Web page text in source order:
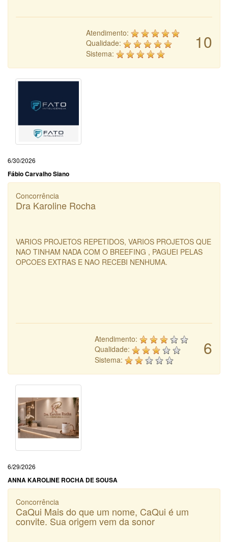
10
Atendimento:
Qualidade:
Sistema:
6/30/2026
Fábio Carvalho Siano
Concorrência
Dra Karoline Rocha
VARIOS PROJETOS REPETIDOS, VARIOS PROJETOS QUE
NAO TINHAM NADA COM O BREEFING , PAGUEI PELAS
OPCOES EXTRAS E NAO RECEBI NENHUMA.
6
Atendimento:
Qualidade:
Sistema:
6/29/2026
ANNA KAROLINE ROCHA DE SOUSA
Concorrência
CaQui Mais do que um nome, CaQui é um
convite. Sua origem vem da sonor